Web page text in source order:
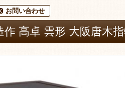
お問い合わせ
作 高卓 雲形 大阪唐木